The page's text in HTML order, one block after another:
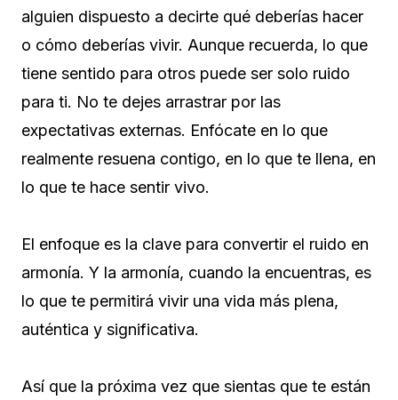
alguien dispuesto a decirte qué deberías hacer
o cómo deberías vivir. Aunque recuerda, lo que
tiene sentido para otros puede ser solo ruido
para ti. No te dejes arrastrar por las
expectativas externas. Enfócate en lo que
realmente resuena contigo, en lo que te llena, en
lo que te hace sentir vivo.
El enfoque es la clave para convertir el ruido en
armonía. Y la armonía, cuando la encuentras, es
lo que te permitirá vivir una vida más plena,
auténtica y significativa.
Así que la próxima vez que sientas que te están